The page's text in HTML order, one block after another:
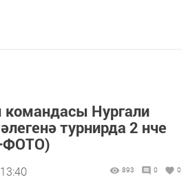
командасы Нургали
турнирда 2 нче
893 0 0